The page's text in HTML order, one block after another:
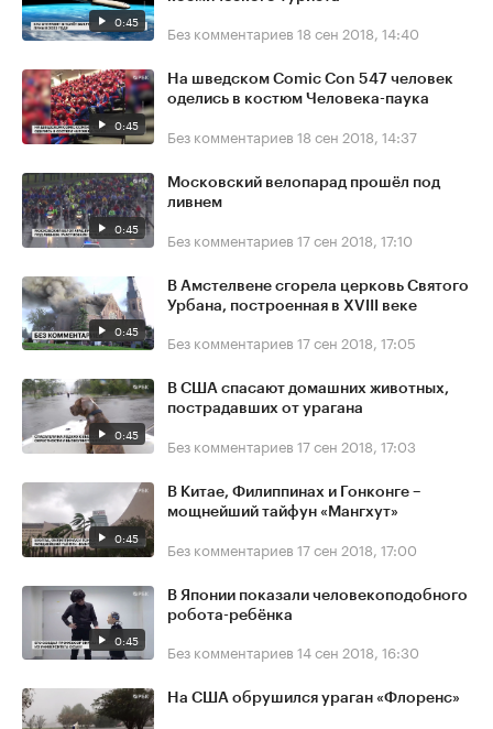
0:45 Без комментариев 18 сен 2018, 14:40
0:45
На шведском Comic Con 547 человек
оделись в костюм Человека-паука
Без комментариев 18 сен 2018, 14:37
0:45
Московский велопарад прошёл под
ливнем
Без комментариев 17 сен 2018, 17:10
0:45
В Амстелвене сгорела церковь Святого
Урбана, построенная в XVIII веке
Без комментариев 17 сен 2018, 17:05
0:45
В США спасают домашних животных,
пострадавших от урагана
Без комментариев 17 сен 2018, 17:03
0:45
В Китае, Филиппинах и Гонконге –
мощнейший тайфун «Мангхут»
Без комментариев 17 сен 2018, 17:00
0:45
В Японии показали человекоподобного
робота-ребёнка
Без комментариев 14 сен 2018, 16:30
На США обрушился ураган «Флоренс»